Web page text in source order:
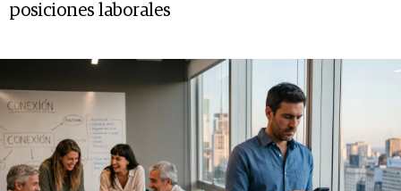
posiciones laborales